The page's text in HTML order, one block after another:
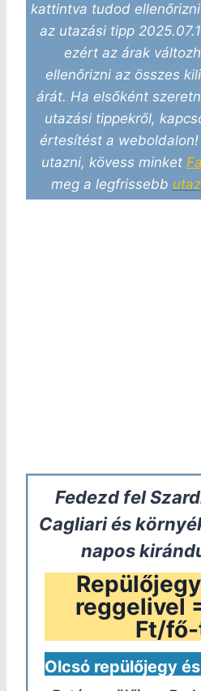
kattintva tudod
az utazási tipp
ezért az árak
ellenőrizni az összes
árát. Ha elsőként
utazási tippekről,
értesítést a
utazni, kövess minket
meg a legfrissebb
Fedezd fel
Cagliari és
napos
reggelivel
Ft/
Olcsó repülőjegy